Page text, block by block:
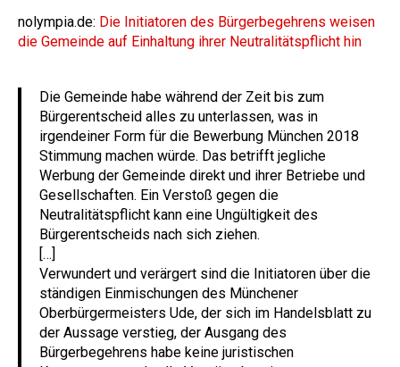
nolympia.de: Die Initiatoren des Bürgerbegehrens weisen
die Gemeinde auf Einhaltung ihrer Neutralitätspflicht hin
Die Gemeinde habe während der Zeit bis zum
Bürgerentscheid alles zu unterlassen, was in
irgendeiner Form für die Bewerbung München 2018
Stimmung machen würde. Das betrifft jegliche
Werbung der Gemeinde direkt und ihrer Betriebe und
Gesellschaften. Ein Verstoß gegen die
Neutralitätspflicht kann eine Ungültigkeit des
Bürgerentscheids nach sich ziehen.
[…]
Verwundert und verärgert sind die Initiatoren über die
ständigen Einmischungen des Münchener
Oberbürgermeisters Ude, der sich im Handelsblatt zu
der Aussage verstieg, der Ausgang des
Bürgerbegehrens habe keine juristischen